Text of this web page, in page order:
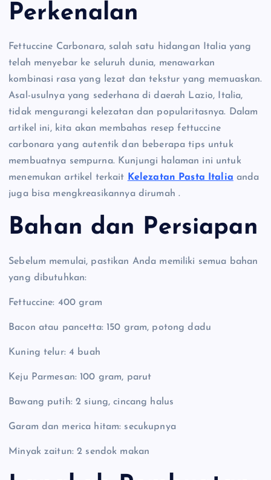
Perkenalan
Fettuccine Carbonara, salah satu hidangan Italia yang
telah menyebar ke seluruh dunia, menawarkan
kombinasi rasa yang lezat dan tekstur yang memuaskan.
Asal-usulnya yang sederhana di daerah Lazio, Italia,
tidak mengurangi kelezatan dan popularitasnya. Dalam
artikel ini, kita akan membahas resep fettuccine
carbonara yang autentik dan beberapa tips untuk
membuatnya sempurna. Kunjungi halaman ini untuk
menemukan artikel terkait Kelezatan Pasta Italia anda
juga bisa mengkreasikannya dirumah .
Bahan dan Persiapan
Sebelum memulai, pastikan Anda memiliki semua bahan
yang dibutuhkan:
Fettuccine: 400 gram
Bacon atau pancetta: 150 gram, potong dadu
Kuning telur: 4 buah
Keju Parmesan: 100 gram, parut
Bawang putih: 2 siung, cincang halus
Garam dan merica hitam: secukupnya
Minyak zaitun: 2 sendok makan